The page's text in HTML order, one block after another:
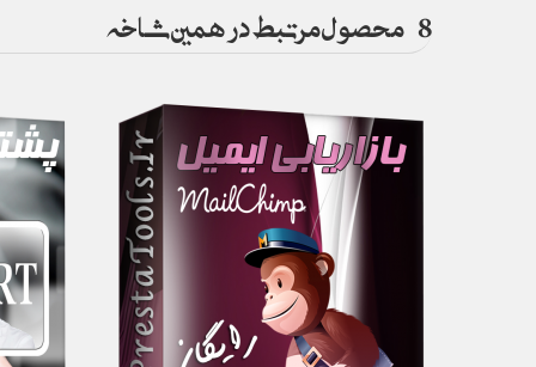
8 محصول مرتبط در همین شاخه